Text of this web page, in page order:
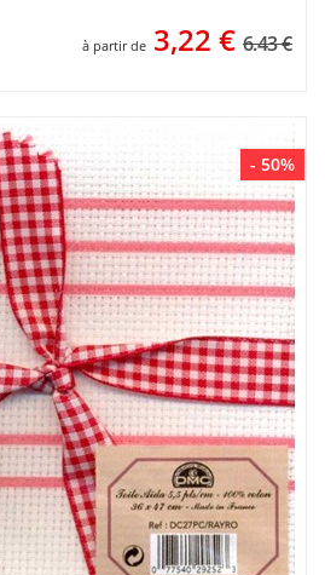
à partir de 3,22 € 6.43 €
- 50%